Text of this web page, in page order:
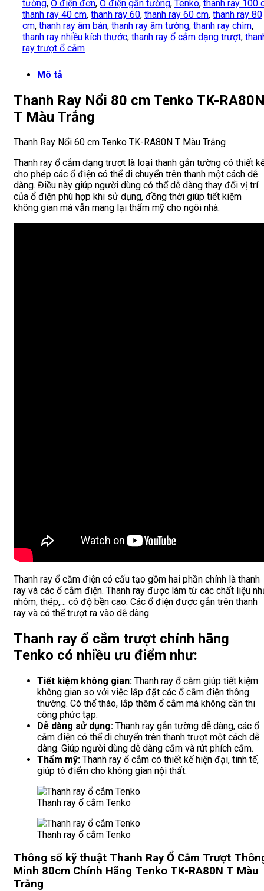
tường, Ổ điện đơn, Ổ điện gắn tường, Tenko, thanh ray 100
thanh ray 40 cm, thanh ray 60, thanh ray 60 cm, thanh ray 80
cm, thanh ray âm bàn, thanh ray âm tường, thanh ray chìm,
thanh ray nhiều kích thước, thanh ray ổ cắm dạng trượt,
ray trượt ổ cắm
Mô tả
Thanh Ray Nổi 80 cm Tenko TK-
T Màu Trắng
Thanh Ray Nổi 60 cm Tenko TK-RA80N T Màu Trắng
Thanh ray ổ cắm dạng trượt là loại thanh gắn tường có thiết
cho phép các ổ điện có thể di chuyển trên thanh một cách dễ
dàng. Điều này giúp người dùng có thể dễ dàng thay đổi vị trí
của ổ điện phù hợp khi sử dụng, đồng thời giúp tiết kiệm
không gian mà vẫn mang lại thẩm mỹ cho ngôi nhà.
Thanh ray ổ cắm điện có cấu tạo gồm hai phần chính là thanh
ray và các ổ cắm điện. Thanh ray được làm từ các chất liệu
nhôm, thép,… có độ bền cao. Các ổ điện được gắn trên thanh
ray và có thể trượt ra vào dễ dàng.
Thanh ray ổ cắm trượt chính hãng
Tenko có nhiều ưu điểm như:
Tiết kiệm không gian: Thanh ray ổ cắm giúp tiết kiệm
không gian so với việc lắp đặt các ổ cắm điện thông
thường. Có thể tháo, lắp thêm ổ cắm mà không cần thi
công phức tạp.
Dễ dàng sử dụng: Thanh ray gắn tường dễ dàng, các ổ
cắm điện có thể di chuyển trên thanh trượt một cách dễ
dàng. Giúp người dùng dễ dàng cắm và rút phích cắm.
Thẩm mỹ: Thanh ray ổ cắm có thiết kế hiện đại, tinh tế,
giúp tô điểm cho không gian nội thất.
Thanh ray ổ cắm Tenko
Thanh ray ổ cắm Tenko
Thông số kỹ thuật Thanh Ray Ổ Cắm Trượt
Minh 80cm Chính Hãng Tenko TK-RA80N T Màu
Trắng